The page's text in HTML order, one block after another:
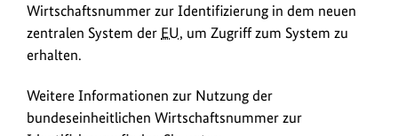
Wirtschaftsnummer zur Identifizierung in dem neuen
zentralen System der EU, um Zugriff zum System zu
erhalten.
Weitere Informationen zur Nutzung der
bundeseinheitlichen Wirtschaftsnummer zur